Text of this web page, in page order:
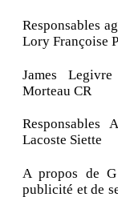
Responsables
Lory Françoise
James
Morteau CR
Responsables
Lacoste Siette
A propos de
publicité et de